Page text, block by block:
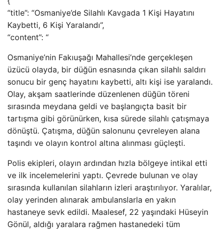
“title”: “Osmaniye’de Silahlı Kavgada 1 Kişi Hayatını
Kaybetti, 6 Kişi Yaralandı”,
“content”: “
Osmaniye’nin Fakıuşağı Mahallesi’nde gerçekleşen
üzücü olayda, bir düğün esnasında çıkan silahlı saldırı
sonucu bir genç hayatını kaybetti, altı kişi ise yaralandı.
Olay, akşam saatlerinde düzenlenen düğün töreni
sırasında meydana geldi ve başlangıçta basit bir
tartışma gibi görünürken, kısa sürede silahlı çatışmaya
dönüştü. Çatışma, düğün salonunu çevreleyen alana
taşındı ve olayın kontrol altına alınması güçleşti.
Polis ekipleri, olayın ardından hızla bölgeye intikal etti
ve ilk incelemelerini yaptı. Çevrede bulunan ve olay
sırasında kullanılan silahların izleri araştırılıyor. Yaralılar,
olay yerinden alınarak ambulanslarla en yakın
hastaneye sevk edildi. Maalesef, 22 yaşındaki Hüseyin
Gönül, aldığı yaralara rağmen hastanedeki tüm